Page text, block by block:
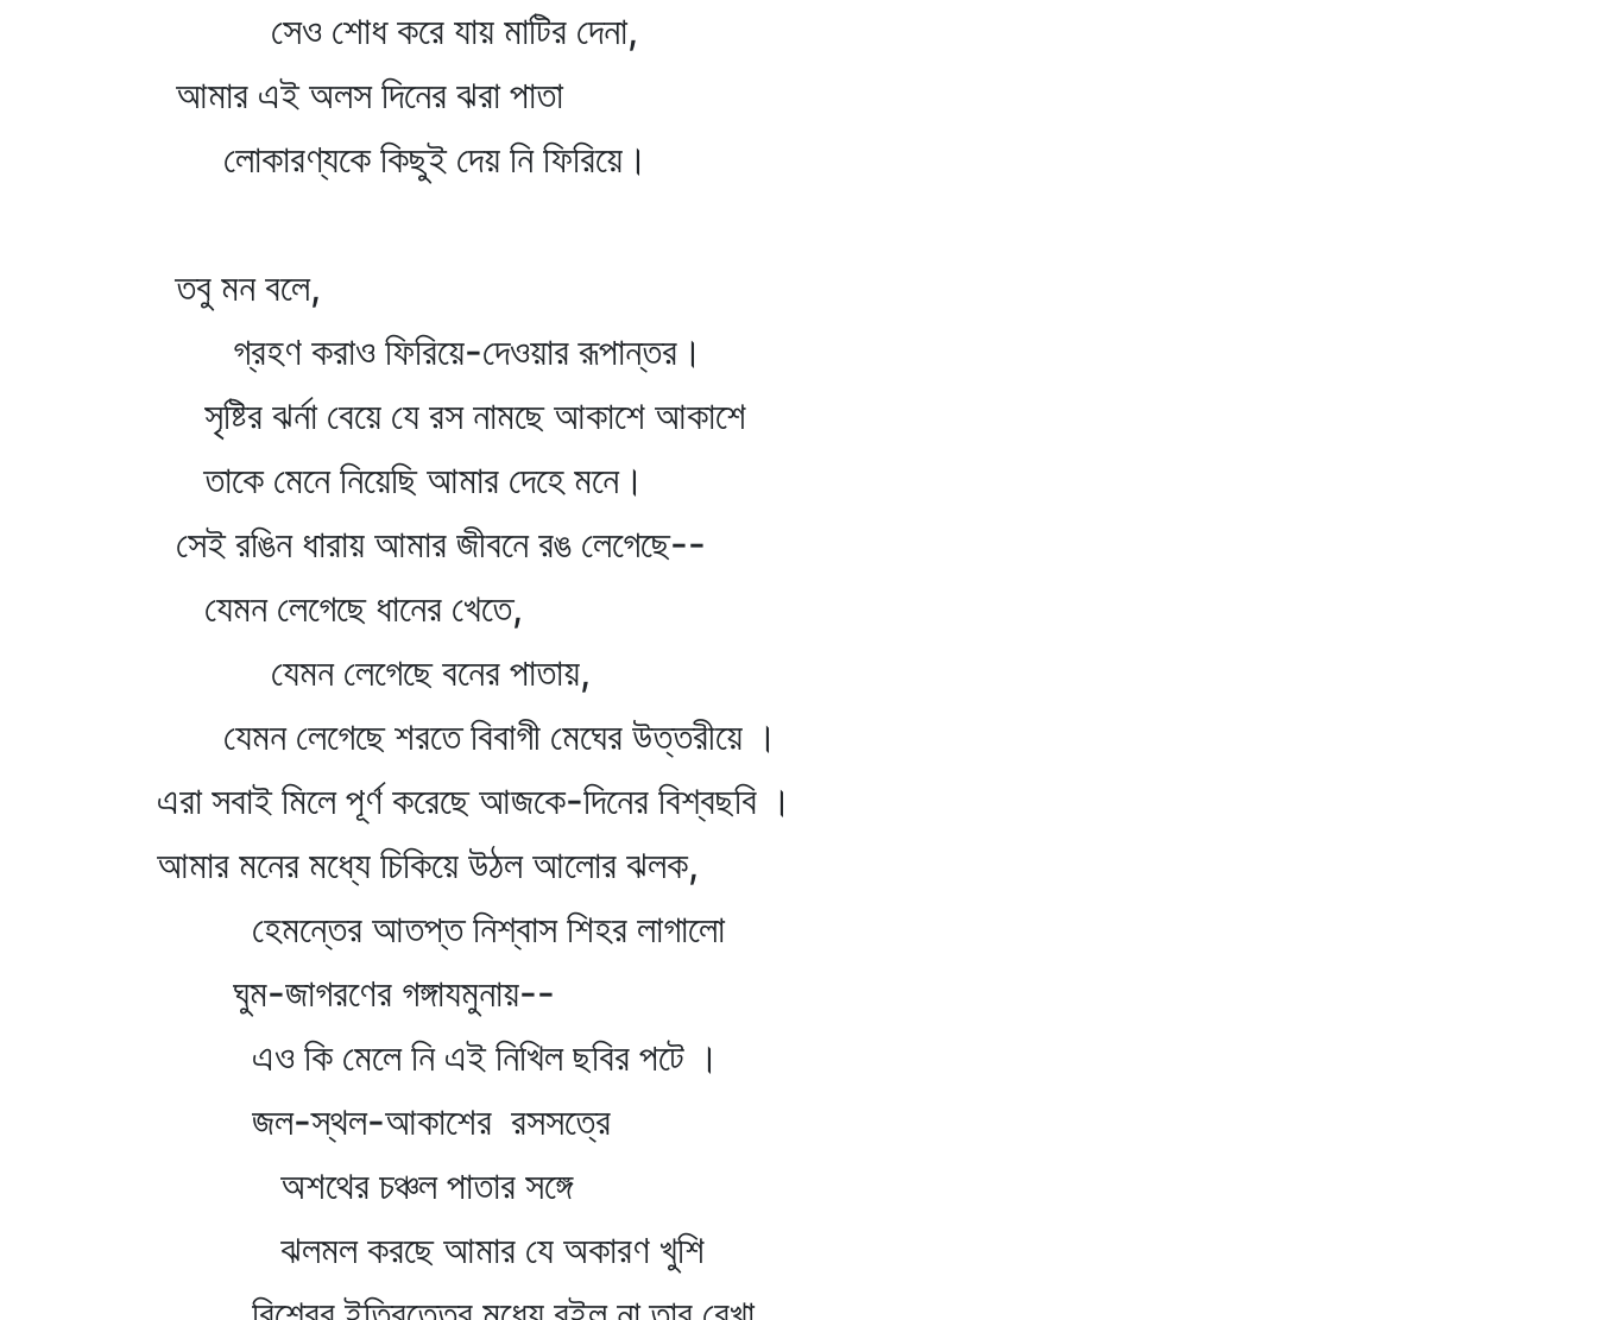
সেও শোধ করে যায় মাটির দেনা,
আমার এই অলস দিনের ঝরা পাতা
লোকারণ্যকে কিছুই দেয় নি ফিরিয়ে।
তবু মন বলে,
গ্রহণ করাও ফিরিয়ে-দেওয়ার রূপান্তর।
সৃষ্টির ঝর্না বেয়ে যে রস নামছে আকাশে আকাশে
তাকে মেনে নিয়েছি আমার দেহে মনে।
সেই রঙিন ধারায় আমার জীবনে রঙ লেগেছে--
যেমন লেগেছে ধানের খেতে,
যেমন লেগেছে বনের পাতায়,
যেমন লেগেছে শরতে বিবাগী মেঘের উত্তরীয়ে ।
এরা সবাই মিলে পূর্ণ করেছে আজকে-দিনের বিশ্বছবি ।
আমার মনের মধ্যে চিকিয়ে উঠল আলোর ঝলক,
হেমন্তের আতপ্ত নিশ্বাস শিহর লাগালো
ঘুম-জাগরণের গঙ্গাযমুনায়--
এও কি মেলে নি এই নিখিল ছবির পটে ।
জল-স্থল-আকাশের রসসত্রে
অশথের চঞ্চল পাতার সঙ্গে
ঝলমল করছে আমার যে অকারণ খুশি